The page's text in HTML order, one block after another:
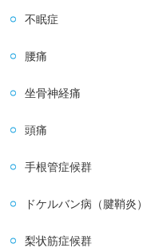
不眠症
腰痛
坐骨神経痛
頭痛
手根管症候群
ドケルバン病（腱鞘炎）
梨状筋症候群